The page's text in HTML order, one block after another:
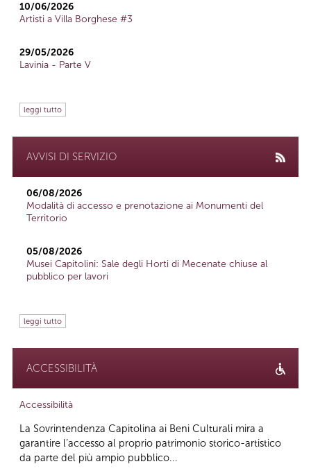
10/06/2026
Artisti a Villa Borghese #3
29/05/2026
Lavinia - Parte V
leggi tutto
AVVISI DI SERVIZIO
06/08/2026
Modalità di accesso e prenotazione ai Monumenti del
Territorio
05/08/2026
Musei Capitolini: Sale degli Horti di Mecenate chiuse al
pubblico per lavori
leggi tutto
ACCESSIBILITÀ
Accessibilità
La Sovrintendenza Capitolina ai Beni Culturali mira a
garantire l’accesso al proprio patrimonio storico-artistico
da parte del più ampio pubblico...